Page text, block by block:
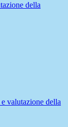
della
valutazione della